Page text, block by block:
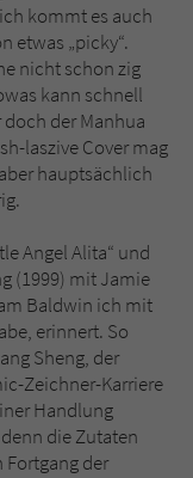
kommt es auch
etwas „picky“.
nicht schon zig
kann schnell
der Manhua
laszive Cover mag
hauptsächlich
Angel Alita“ und
(1999) mit Jamie
Baldwin ich mit
erinnert. So
Sheng, der
Zeichner-Karriere
Handlung
die Zutaten
der